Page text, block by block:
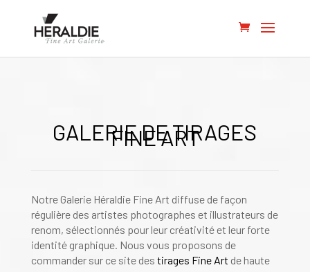
GALERIE DE TIRAGES
FINE ART
Notre Galerie Héraldie Fine Art diffuse de façon
régulière des artistes photographes et illustrateurs de
renom, sélectionnés pour leur créativité et leur forte
identité graphique. Nous vous proposons de
commander sur ce site des tirages Fine Art de haute